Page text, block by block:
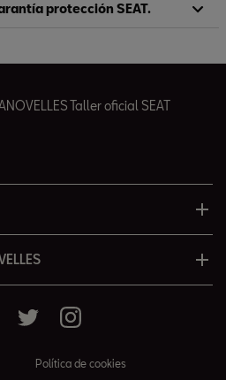
protección SEAT.
Taller oficial SEAT
Política de cookies